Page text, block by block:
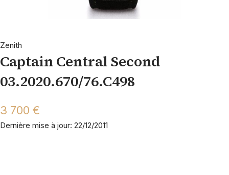
Zenith
Captain Central Second
03.2020.670/76.C498
3 700 €
Dernière mise à jour: 22/12/2011